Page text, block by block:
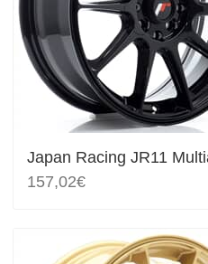
Japan Racing JR11
157,02€